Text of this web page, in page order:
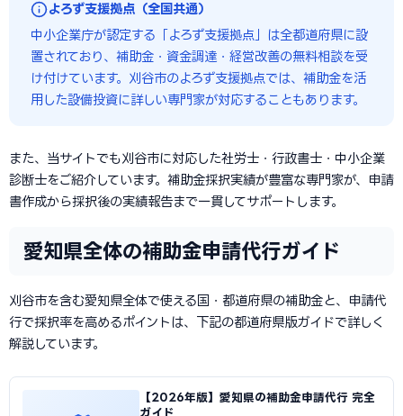
よろず支援拠点（全国共通）
中小企業庁が認定する「よろず支援拠点」は全都道府県に設
置されており、補助金・資金調達・経営改善の無料相談を受
け付けています。刈谷市のよろず支援拠点では、補助金を活
用した設備投資に詳しい専門家が対応することもあります。
また、当サイトでも刈谷市に対応した社労士・行政書士・中小企業
診断士をご紹介しています。補助金採択実績が豊富な専門家が、申請
書作成から採択後の実績報告まで一貫してサポートします。
愛知県全体の補助金申請代行ガイド
刈谷市を含む愛知県全体で使える国・都道府県の補助金と、申請代
行で採択率を高めるポイントは、下記の都道府県版ガイドで詳しく
解説しています。
【2026年版】愛知県の補助金申請代行 完全
ガイド